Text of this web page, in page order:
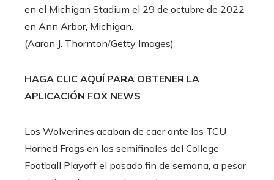
en el Michigan Stadium el 29 de octubre de 2022
en Ann Arbor, Michigan.
(Aaron J. Thornton/Getty Images)
HAGA CLIC AQUÍ PARA OBTENER LA
APLICACIÓN FOX NEWS
Los Wolverines acaban de caer ante los TCU
Horned Frogs en las semifinales del College
Football Playoff el pasado fin de semana, a pesar